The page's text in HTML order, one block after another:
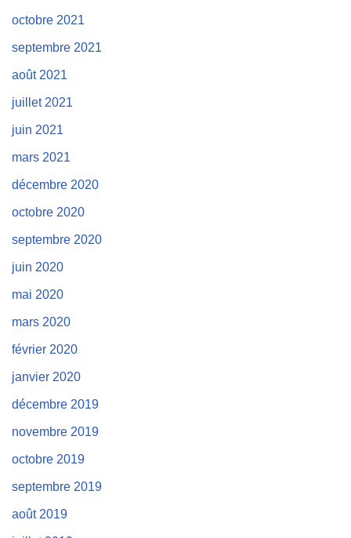
octobre 2021
septembre 2021
août 2021
juillet 2021
juin 2021
mars 2021
décembre 2020
octobre 2020
septembre 2020
juin 2020
mai 2020
mars 2020
février 2020
janvier 2020
décembre 2019
novembre 2019
octobre 2019
septembre 2019
août 2019